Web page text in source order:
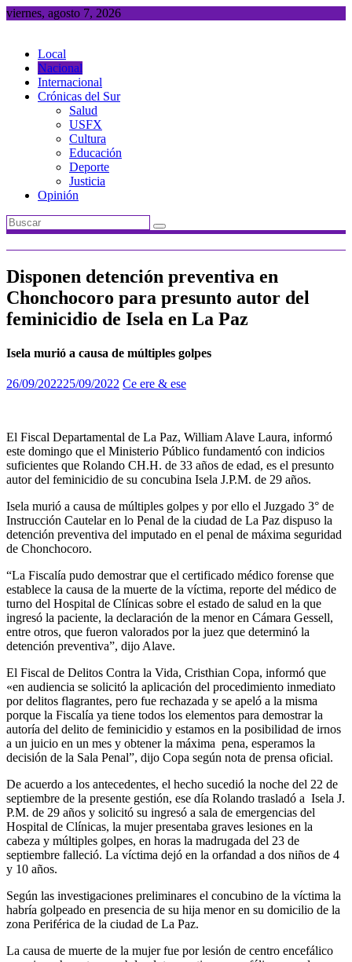
Saltar
viernes, agosto 7, 2026
Local
Nacional
Internacional
Crónicas del Sur
Salud
USFX
Cultura
Educación
Deporte
Justicia
Opinión
Disponen detención preventiva en
Chonchocoro para presunto autor del
feminicidio de Isela en La Paz
Isela murió a causa de múltiples golpes
26/09/202225/09/2022 Ce ere & ese
El Fiscal Departamental de La Paz, William Alave Laura, informó
este domingo que el Ministerio Público fundamentó con indicios
suficientes que Rolando CH.H. de 33 años de edad, es el presunto
autor del feminicidio de su concubina Isela J.P.M. de 29 años.
Isela murió a causa de múltiples golpes y por ello el Juzgado 3° de
Instrucción Cautelar en lo Penal de la ciudad de La Paz dispuso la
detención preventiva del imputado en el penal de máxima seguridad
de Chonchocoro.
“La Fiscalía pudo demostrar que el certificado médico forense que
establece la causa de la muerte de la víctima, reporte del médico de
turno del Hospital de Clínicas sobre el estado de salud en la que
ingresó la paciente, la declaración de la menor en Cámara Gessell,
entre otros, que fueron valorados por la juez que determinó la
detención preventiva”, dijo Alave.
El Fiscal de Delitos Contra la Vida, Cristhian Copa, informó que
«en audiencia se solicitó la aplicación del procedimiento inmediato
por delitos flagrantes, pero fue rechazada y se apeló a la misma
porque la Fiscalía ya tiene todos los elementos para demostrar la
autoría del delito de feminicidio y estamos en la posibilidad de irnos
a un juicio en un mes y obtener la máxima pena, esperamos la
decisión de la Sala Penal”, dijo Copa según nota de prensa oficial.
De acuerdo a los antecedentes, el hecho sucedió la noche del 22 de
septiembre de la presente gestión, ese día Rolando trasladó a Isela J.
P.M. de 29 años y solicitó su ingresó a sala de emergencias del
Hospital de Clínicas, la mujer presentaba graves lesiones en la
cabeza y múltiples golpes, en horas la madrugada del 23 de
septiembre falleció. La víctima dejó en la orfandad a dos niños de 4
y 10 años.
Según las investigaciones preliminares el concubino de la víctima la
habría golpeado en presencia de su hija menor en su domicilio de la
zona Periférica de la ciudad de La Paz.
La causa de muerte de la mujer fue por lesión de centro encefálico